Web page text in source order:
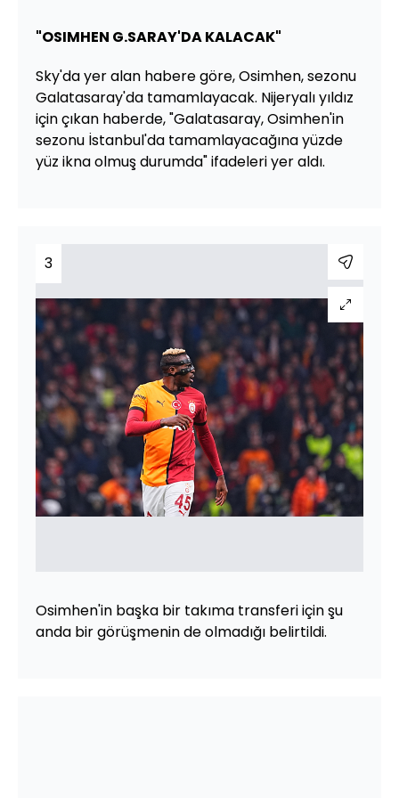
"OSIMHEN G.SARAY'DA KALACAK"
Sky'da yer alan habere göre, Osimhen, sezonu
Galatasaray'da tamamlayacak. Nijeryalı yıldız
için çıkan haberde, "Galatasaray, Osimhen'in
sezonu İstanbul'da tamamlayacağına yüzde
yüz ikna olmuş durumda" ifadeleri yer aldı.
3
Osimhen'in başka bir takıma transferi için şu
anda bir görüşmenin de olmadığı belirtildi.